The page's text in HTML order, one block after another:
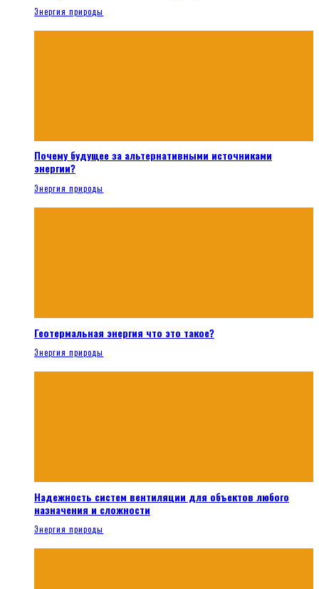
Энергия природы
Почему будущее за альтернативными источниками
энергии?
Энергия природы
Геотермальная энергия что это такое?
Энергия природы
Надежность систем вентиляции для объектов любого
назначения и сложности
Энергия природы